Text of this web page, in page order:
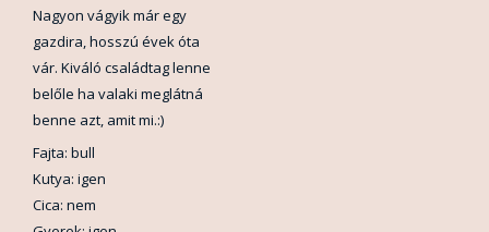
Nagyon vágyik már egy
gazdira, hosszú évek óta
vár. Kiváló családtag lenne
belőle ha valaki meglátná
benne azt, amit mi.:)
Fajta: bull
Kutya: igen
Cica: nem